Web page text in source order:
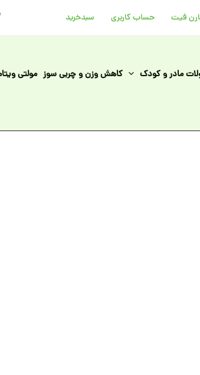
فیت حساب کاربری سبد‌خرید
مادر و کودک کاهش وزن و چربی سوز مولتی